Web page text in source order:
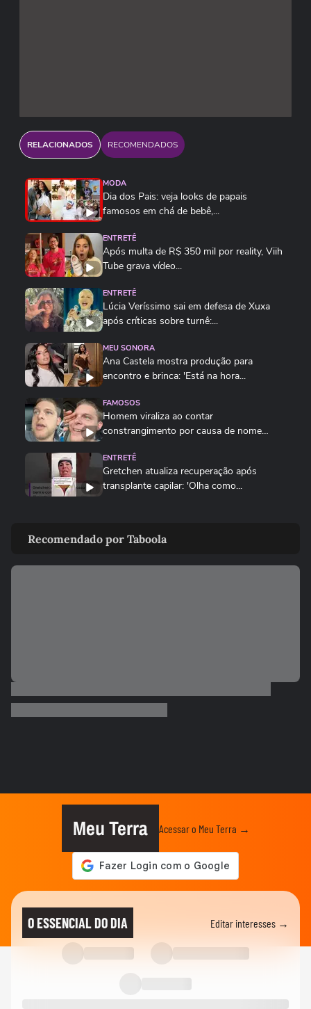
RELACIONADOS RECOMENDADOS
MODA
Dia dos Pais: veja looks de papais
famosos em chá de bebê,...
ENTRETÊ
Após multa de R$ 350 mil por reality, Viih
Tube grava vídeo...
ENTRETÊ
Lúcia Veríssimo sai em defesa de Xuxa
após críticas sobre turnê:...
MEU SONORA
Ana Castela mostra produção para
encontro e brinca: 'Está na hora...
FAMOSOS
Homem viraliza ao contar
constrangimento por causa de nome
ENTRETÊ
Gretchen atualiza recuperação após
transplante capilar: 'Olha como...
transmissão ao vivo em...
FAMOSOS
compreendidas': namorado de...
01:18
Boni rebate comentário de que ‘está gagá’
nas redes sociais
A nave já decolou, baixinhos! Quem tá
sentindo cheirinho de...
A tour mais aleatória do Shawn Mendes
não é de shows? é pelo Brasil
Recomendado por Taboola
Meu Terra Acessar o Meu Terra →
O ESSENCIAL DO DIA Editar interesses →